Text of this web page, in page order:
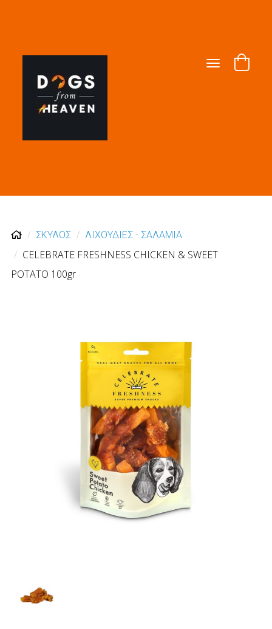
Toggle
navigation
ΣΚΥΛΟΣ ΛΙΧΟΥΔΙΕΣ - ΣΑΛΑΜΙΑ
CELEBRATE FRESHNESS CHICKEN & SWEET
POTATO 100gr